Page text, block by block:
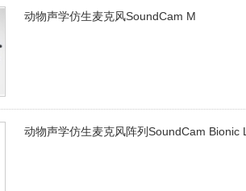
动物声学仿生麦克风SoundCam M
动物声学仿生麦克风阵列SoundCam Bionic L